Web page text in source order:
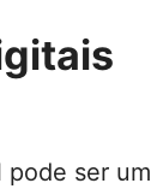
pode ser um